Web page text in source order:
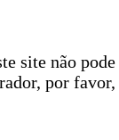
site não
por